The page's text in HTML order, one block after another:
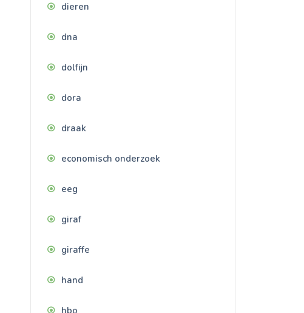
dieren
dna
dolfijn
dora
draak
economisch onderzoek
eeg
giraf
giraffe
hand